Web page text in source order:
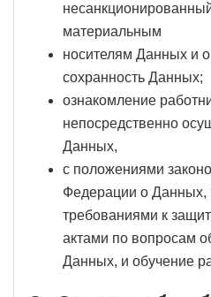
материальным
носителям Данных и
сохранность Данных;
ознакомление
непосредственно
Данных,
с положениями
Федерации о Данных,
требованиями к
актами по вопросам
Данных, и обучение